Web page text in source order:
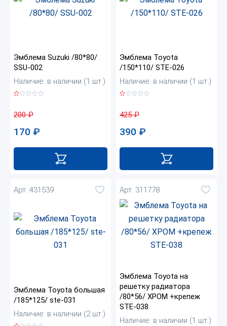
Эмблема Suzuki /80*80/
SSU-002
Наличие: в наличии (1 шт.)
200₽
170 ₽
Эмблема Toyota
/150*110/ STE-026
Наличие: в наличии (1 шт.)
425₽
390 ₽
Арт. 431539
Эмблема Toyota большая
/185*125/ ste-031
Наличие: в наличии (2 шт.)
Арт. 311778
Эмблема Toyota на
решетку радиатора
/80*56/ ХРОМ +крепеж
STE-038
Наличие: в наличии (1 шт.)